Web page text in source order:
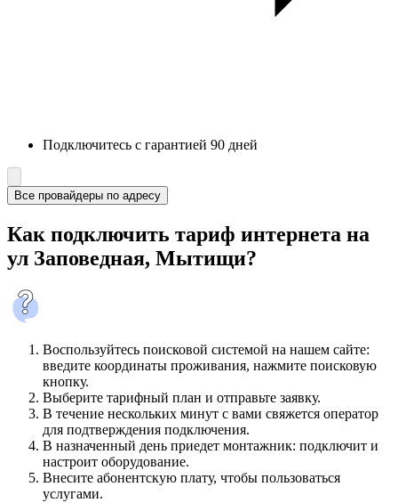
Подключитесь с гарантией 90 дней
Все провайдеры по адресу
Как подключить тариф интернета на
ул Заповедная, Мытищи?
Воспользуйтесь поисковой системой на нашем сайте:
введите координаты проживания, нажмите поисковую
кнопку.
Выберите тарифный план и отправьте заявку.
В течение нескольких минут с вами свяжется оператор
для подтверждения подключения.
В назначенный день приедет монтажник: подключит и
настроит оборудование.
Внесите абонентскую плату, чтобы пользоваться
услугами.